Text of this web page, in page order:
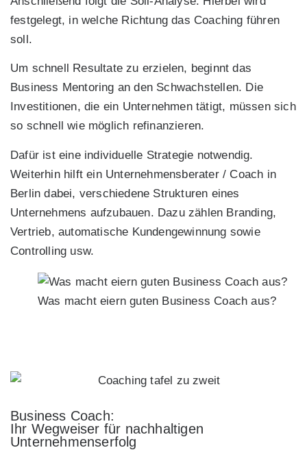
festgelegt, in welche Richtung das Coaching führen
soll.
Um schnell Resultate zu erzielen, beginnt das
Business Mentoring an den Schwachstellen. Die
Investitionen, die ein Unternehmen tätigt, müssen sich
so schnell wie möglich refinanzieren.
Dafür ist eine individuelle Strategie notwendig.
Weiterhin hilft ein Unternehmensberater / Coach in
Berlin dabei, verschiedene Strukturen eines
Unternehmens aufzubauen. Dazu zählen Branding,
Vertrieb, automatische Kundengewinnung sowie
Controlling usw.
Was macht eiern guten Business Coach aus?
Business Coach:
Ihr Wegweiser für nachhaltigen
Unternehmenserfolg